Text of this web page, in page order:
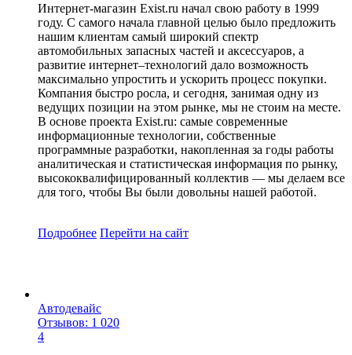
Интернет-магазин Exist.ru начал свою работу в 1999
году. С самого начала главной целью было предложить
нашим клиентам самый широкий спектр
автомобильных запасных частей и аксессуаров, а
развитие интернет–технологий дало возможность
максимально упростить и ускорить процесс покупки.
Компания быстро росла, и сегодня, занимая одну из
ведущих позиции на этом рынке, мы не стоим на месте.
В основе проекта Exist.ru: самые современные
информационные технологии, собственные
программные разработки, накопленная за годы работы
аналитическая и статистическая информация по рынку,
высококвалифицированный коллектив — мы делаем все
для того, чтобы Вы были довольны нашей работой.
Подробнее Перейти на сайт
Автодевайс
Отзывов: 1 020
4